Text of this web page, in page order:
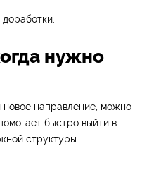
нужно
новое направление, можно
быстро выйти в
структуры.